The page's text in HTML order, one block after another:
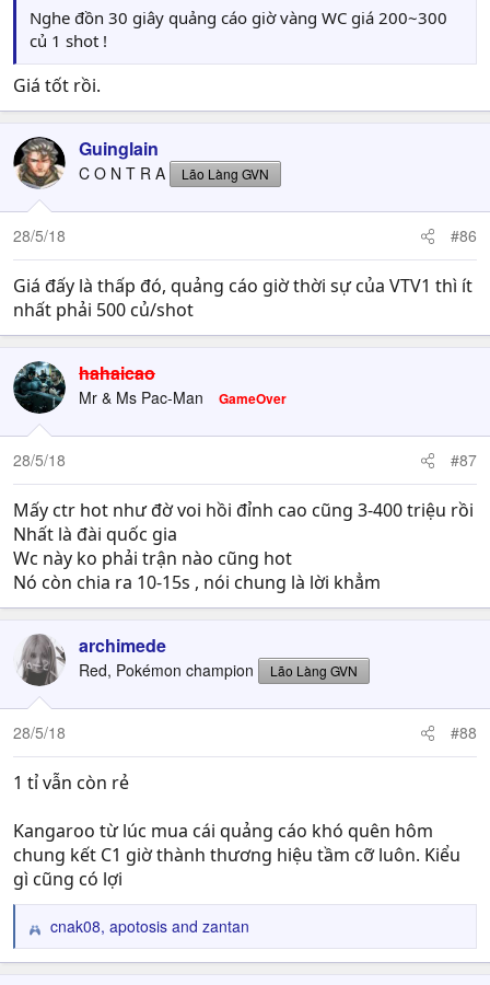
Nghe đồn 30 giây quảng cáo giờ vàng WC giá 200~300
củ 1 shot !
Giá tốt rồi.
Guinglain
C O N T R A Lão Làng GVN
28/5/18 #86
Giá đấy là thấp đó, quảng cáo giờ thời sự của VTV1 thì ít
nhất phải 500 củ/shot
hahaicao
Mr & Ms Pac-Man GameOver
28/5/18 #87
Mấy ctr hot như đờ voi hồi đỉnh cao cũng 3-400 triệu rồi
Nhất là đài quốc gia
Wc này ko phải trận nào cũng hot
Nó còn chia ra 10-15s , nói chung là lời khẳm
archimede
Red, Pokémon champion Lão Làng GVN
28/5/18 #88
1 tỉ vẫn còn rẻ
Kangaroo từ lúc mua cái quảng cáo khó quên hôm
chung kết C1 giờ thành thương hiệu tầm cỡ luôn. Kiểu
gì cũng có lợi
R
e
cnak08, apotosis and zantan